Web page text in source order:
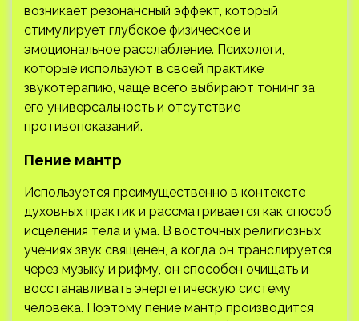
возникает резонансный эффект, который
стимулирует глубокое физическое и
эмоциональное расслабление. Психологи,
которые используют в своей практике
звукотерапию, чаще всего выбирают тонинг за
его универсальность и отсутствие
противопоказаний.
Пение мантр
Используется преимущественно в контексте
духовных практик и рассматривается как способ
исцеления тела и ума. В восточных религиозных
учениях звук священен, а когда он транслируется
через музыку и рифму, он способен очищать и
восстанавливать энергетическую систему
человека. Поэтому пение мантр производится